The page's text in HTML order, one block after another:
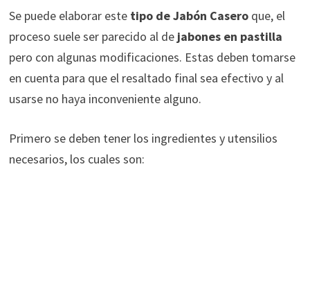
Se puede elaborar este tipo de Jabón Caseroque, el
proceso suele ser parecido al de jabones en pastilla
pero con algunas modificaciones. Estas deben tomarse
en cuenta para que el resaltado final sea efectivo y al
usarse no haya inconveniente alguno.
Primero se deben tener los ingredientes y utensilios
necesarios, los cuales son: